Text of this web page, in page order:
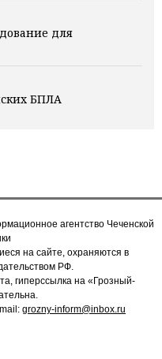
для
БПЛА
агентство Чеченской
на сайте, охраняются в
РФ.
гиперссылка на «Грозный-
grozny-inform@inbox.ru